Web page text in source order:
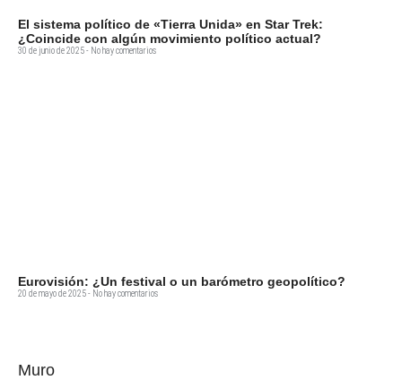
El sistema político de «Tierra Unida» en Star Trek:
¿Coincide con algún movimiento político actual?
30 de junio de 2025 No hay comentarios
Eurovisión: ¿Un festival o un barómetro geopolítico?
20 de mayo de 2025 No hay comentarios
Muro